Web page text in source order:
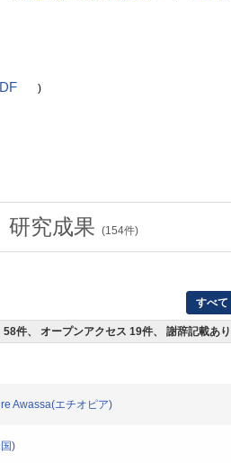
)
研究成果 (154件)
すべて
件、 オープンアクセス 19件、 謝辞記載あ
Awassa(エチオピア)
)